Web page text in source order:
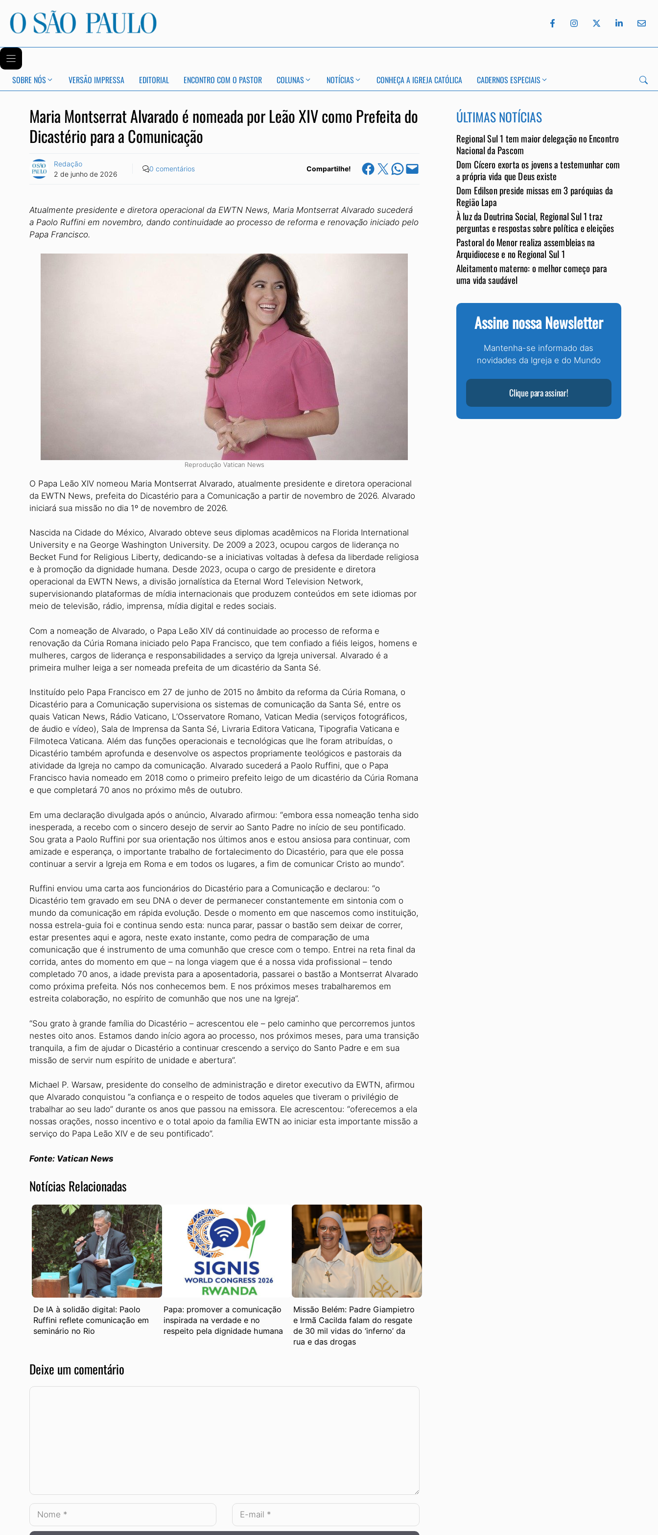
SOBRE NÓS VERSÃO IMPRESSA EDITORIAL ENCONTRO COM O PASTOR COLUNAS NOTÍCIAS CONHEÇA A IGREJA CATÓLICA CADERNOS ESPECIAIS
Maria Montserrat Alvarado é nomeada por Leão XIV como Prefeita do
Dicastério para a Comunicação
Redação
2 de junho de 2026
0 comentários Compartilhe! Share on Facebook
Share on X Share on WhatsApp
Email this Page
Atualmente presidente e diretora operacional da EWTN News, Maria Montserrat Alvarado sucederá
a Paolo Ruffini em novembro, dando continuidade ao processo de reforma e renovação iniciado pelo
Papa Francisco.
Reprodução Vatican News
O Papa Leão XIV nomeou Maria Montserrat Alvarado, atualmente presidente e diretora operacional
da EWTN News, prefeita do Dicastério para a Comunicação a partir de novembro de 2026. Alvarado
iniciará sua missão no dia 1º de novembro de 2026.
Nascida na Cidade do México, Alvarado obteve seus diplomas acadêmicos na Florida International
University e na George Washington University. De 2009 a 2023, ocupou cargos de liderança no
Becket Fund for Religious Liberty, dedicando-se a iniciativas voltadas à defesa da liberdade religiosa
e à promoção da dignidade humana. Desde 2023, ocupa o cargo de presidente e diretora
operacional da EWTN News, a divisão jornalística da Eternal Word Television Network,
supervisionando plataformas de mídia internacionais que produzem conteúdos em sete idiomas por
meio de televisão, rádio, imprensa, mídia digital e redes sociais.
Com a nomeação de Alvarado, o Papa Leão XIV dá continuidade ao processo de reforma e
renovação da Cúria Romana iniciado pelo Papa Francisco, que tem confiado a fiéis leigos, homens e
mulheres, cargos de liderança e responsabilidades a serviço da Igreja universal. Alvarado é a
primeira mulher leiga a ser nomeada prefeita de um dicastério da Santa Sé.
Instituído pelo Papa Francisco em 27 de junho de 2015 no âmbito da reforma da Cúria Romana, o
Dicastério para a Comunicação supervisiona os sistemas de comunicação da Santa Sé, entre os
quais Vatican News, Rádio Vaticano, L’Osservatore Romano, Vatican Media (serviços fotográficos,
de áudio e vídeo), Sala de Imprensa da Santa Sé, Livraria Editora Vaticana, Tipografia Vaticana e
Filmoteca Vaticana. Além das funções operacionais e tecnológicas que lhe foram atribuídas, o
Dicastério também aprofunda e desenvolve os aspectos propriamente teológicos e pastorais da
atividade da Igreja no campo da comunicação. Alvarado sucederá a Paolo Ruffini, que o Papa
Francisco havia nomeado em 2018 como o primeiro prefeito leigo de um dicastério da Cúria Romana
e que completará 70 anos no próximo mês de outubro.
Em uma declaração divulgada após o anúncio, Alvarado afirmou: “embora essa nomeação tenha sido
inesperada, a recebo com o sincero desejo de servir ao Santo Padre no início de seu pontificado.
Sou grata a Paolo Ruffini por sua orientação nos últimos anos e estou ansiosa para continuar, com
amizade e esperança, o importante trabalho de fortalecimento do Dicastério, para que ele possa
continuar a servir a Igreja em Roma e em todos os lugares, a fim de comunicar Cristo ao mundo”.
Ruffini enviou uma carta aos funcionários do Dicastério para a Comunicação e declarou: “o
Dicastério tem gravado em seu DNA o dever de permanecer constantemente em sintonia com o
mundo da comunicação em rápida evolução. Desde o momento em que nascemos como instituição,
nossa estrela-guia foi e continua sendo esta: nunca parar, passar o bastão sem deixar de correr,
estar presentes aqui e agora, neste exato instante, como pedra de comparação de uma
comunicação que é instrumento de uma comunhão que cresce com o tempo. Entrei na reta final da
corrida, antes do momento em que – na longa viagem que é a nossa vida profissional – tendo
completado 70 anos, a idade prevista para a aposentadoria, passarei o bastão a Montserrat Alvarado
como próxima prefeita. Nós nos conhecemos bem. E nos próximos meses trabalharemos em
estreita colaboração, no espírito de comunhão que nos une na Igreja”.
“Sou grato à grande família do Dicastério – acrescentou ele – pelo caminho que percorremos juntos
nestes oito anos. Estamos dando início agora ao processo, nos próximos meses, para uma transição
tranquila, a fim de ajudar o Dicastério a continuar crescendo a serviço do Santo Padre e em sua
missão de servir num espírito de unidade e abertura”.
Michael P. Warsaw, presidente do conselho de administração e diretor executivo da EWTN, afirmou
que Alvarado conquistou “a confiança e o respeito de todos aqueles que tiveram o privilégio de
trabalhar ao seu lado” durante os anos que passou na emissora. Ele acrescentou: “oferecemos a ela
nossas orações, nosso incentivo e o total apoio da família EWTN ao iniciar esta importante missão a
serviço do Papa Leão XIV e de seu pontificado”.
Fonte: Vatican News
Notícias Relacionadas
De IA à solidão digital: Paolo
Ruffini reflete comunicação em
seminário no Rio
Papa: promover a comunicação
inspirada na verdade e no
respeito pela dignidade humana
Missão Belém: Padre Giampietro
e Irmã Cacilda falam do resgate
de 30 mil vidas do ‘inferno’ da
rua e das drogas
Deixe um comentário
Comentário
Nome
E-
mail
ÚLTIMAS NOTÍCIAS
Regional Sul 1 tem maior delegação no Encontro
Nacional da Pascom
Dom Cícero exorta os jovens a testemunhar com
a própria vida que Deus existe
Dom Edilson preside missas em 3 paróquias da
Região Lapa
À luz da Doutrina Social, Regional Sul 1 traz
perguntas e respostas sobre política e eleições
Pastoral do Menor realiza assembleias na
Arquidiocese e no Regional Sul 1
Aleitamento materno: o melhor começo para
uma vida saudável
Assine nossa Newsletter
Mantenha-se informado das
novidades da Igreja e do Mundo
Clique para assinar!